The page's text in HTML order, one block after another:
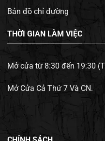
Bản đồ chỉ đường
THỜI GIAN LÀM VIỆC
Mở cửa từ 8:30 đến 19:30
Mở Cửa Cả Thứ 7 Và CN.